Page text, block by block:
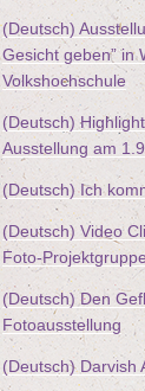
(Deutsch)
Gesicht geben” in
Volkshochschule
(Deutsch)
Aus­stel­lung am 1.9
(Deutsch) Ich
(Deutsch) Video
Foto-
(Deutsch) Den
Fotoausstellung
(Deutsch) Dar­vish